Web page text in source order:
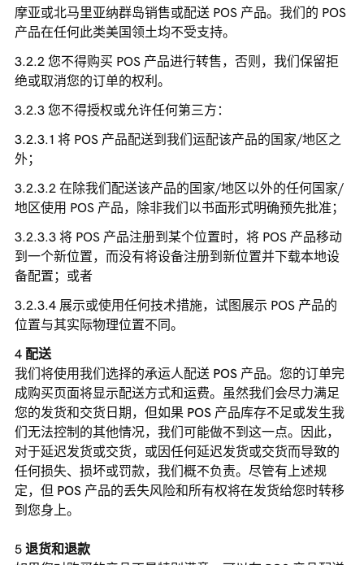
摩亚或北马里亚纳群岛销售或配送 POS 产品。我们的 POS
产品在任何此类美国领土均不受支持。
您不得购买 POS 产品进行转售，否则，我们保留拒
绝或取消您的订单的权利。
您不得授权或允许任何第三方：
将 POS 产品配送到我们运配该产品的国家/地区之
外；
在除我们配送该产品的国家/地区以外的任何国家/
地区使用 POS 产品，除非我们以书面形式明确预先批准；
将 POS 产品注册到某个位置时，将 POS 产品移动
到一个新位置，而没有将设备注册到新位置并下载本地设
备配置；或者
展示或使用任何技术措施，试图展示 POS 产品的
位置与其实际物理位置不同。
配送
我们将使用我们选择的承运人配送 POS 产品。您的订单完
成购买页面将显示配送方式和运费。虽然我们会尽力满足
您的发货和交货日期，但如果 POS 产品库存不足或发生我
们无法控制的其他情况，我们可能做不到这一点。因此，
对于延迟发货或交货，或因任何延迟发货或交货而导致的
任何损失、损坏或罚款，我们概不负责。尽管有上述规
定，但 POS 产品的丢失风险和所有权将在发货给您时转移
到您身上。
退货和退款